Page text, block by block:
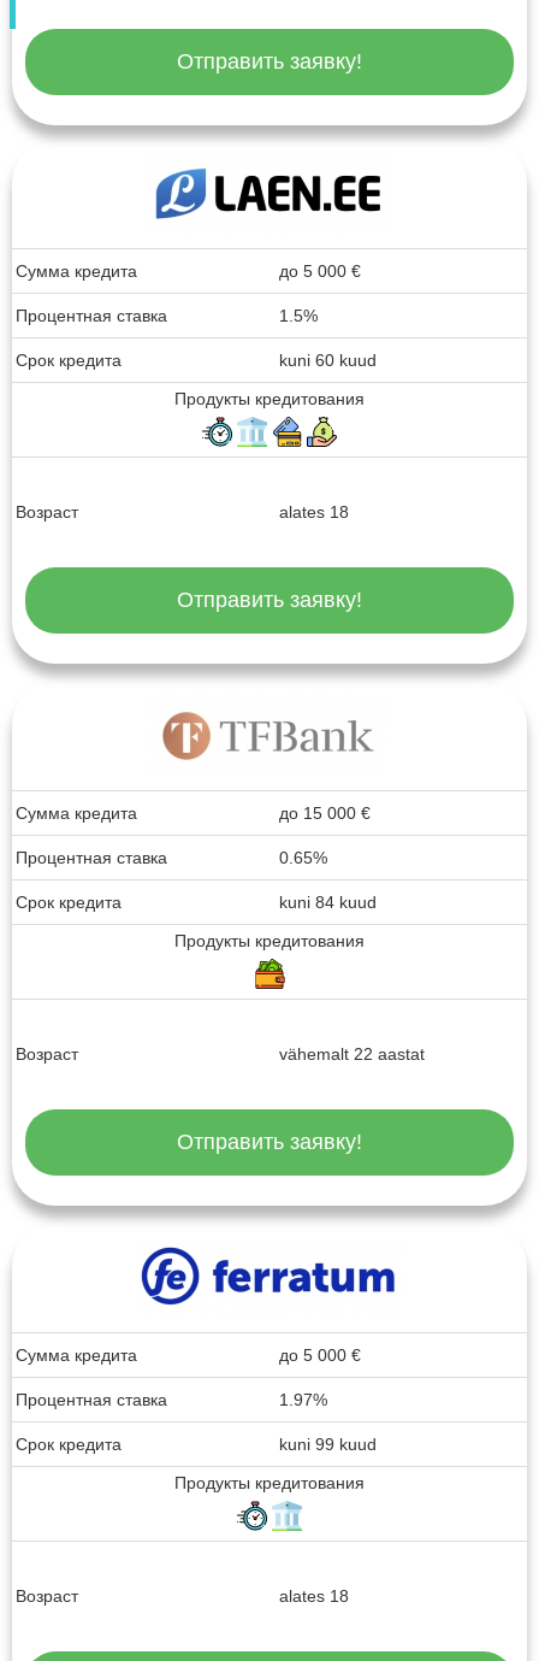
Отправить заявку!
Сумма кредита до 5 000 €
Процентная ставка 1.5%
Срок кредита
kuni 60 kuud
Продукты кредитования
Возраст alates 18
Отправить заявку!
Сумма кредита до 15 000 €
Процентная ставка 0.65%
Срок кредита
kuni 84 kuud
Продукты кредитования
Возраст vähemalt 22 aastat
Отправить заявку!
Сумма кредита до 5 000 €
Процентная ставка 1.97%
Срок кредита
kuni 99 kuud
Продукты кредитования
Возраст alates 18